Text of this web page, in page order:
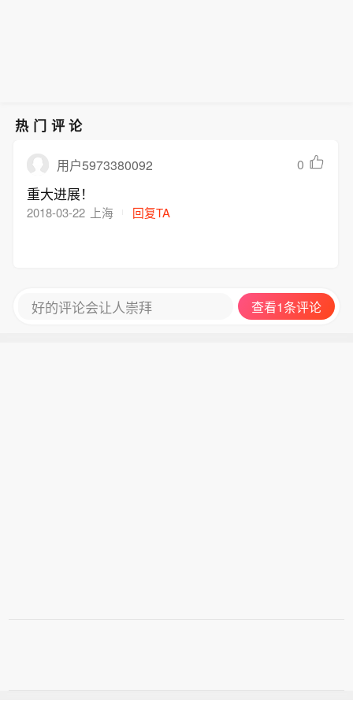
热门评论
用户5973380092 0
重大进展！
2018-03-22 上海 回复TA
好的评论会让人崇拜 查看1条评论